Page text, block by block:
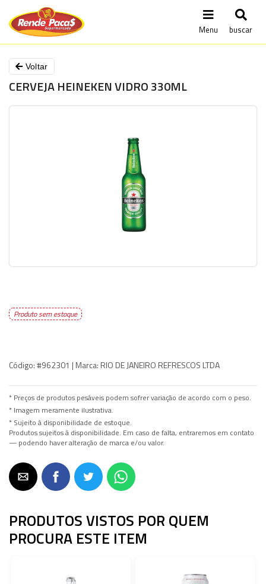
Menu buscar
Voltar
CERVEJA HEINEKEN VIDRO 330ML
Produto sem estoque
Código:#962301 | Marca: RIO DE JANEIRO REFRESCOS LTDA
* Preços de produtos pesáveis podem sofrer variação de acordo com o peso.
* Imagem meramente ilustrativa.
* Sujeito à disponibilidade de estoque.
Produtos sujeitos à disponibilidade. Em caso de falta, entraremos em contato
— podendo haver alteração de marca e/ou valor.
PRODUTOS VISTOS POR QUEM
PROCURA ESTE ITEM